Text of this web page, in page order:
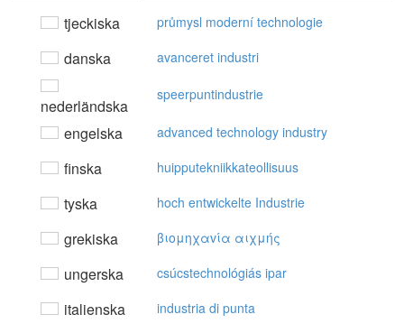
tjeckiska průmysl moderní technologie
danska avanceret industri
nederländska
speerpuntindustrie
engelska advanced technology industry
finska huipputekniikkateollisuus
tyska hoch entwickelte Industrie
grekiska βιoμηχαvία αιχμής
ungerska csúcstechnológiás ipar
italienska industria di punta